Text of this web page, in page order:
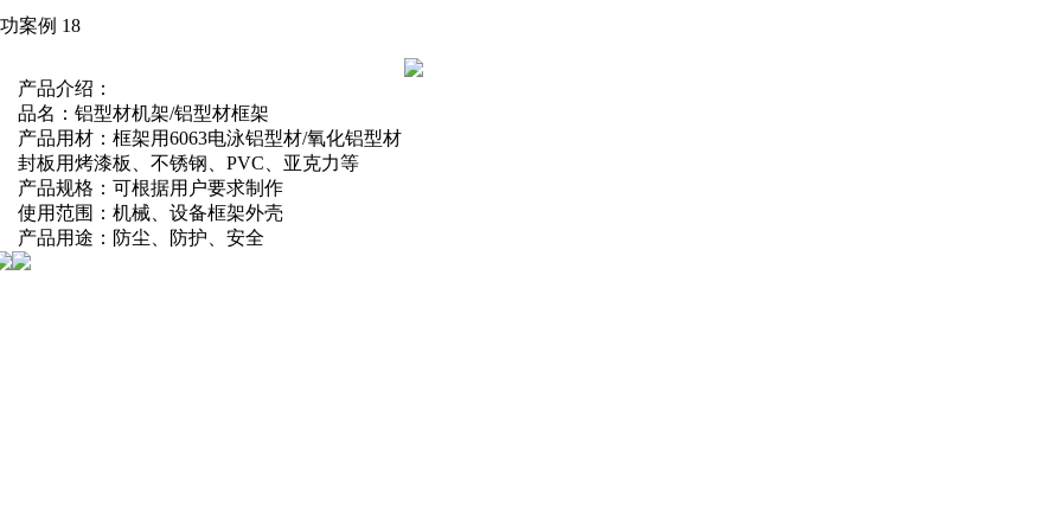
案例 18
产品介绍：
品名：铝型材机架/铝型材框架
产品用材：框架用6063电泳铝型材/氧化铝型材
封板用烤漆板、不锈钢、PVC、亚克力等
产品规格：可根据用户要求制作
使用范围：机械、设备框架外壳
产品用途：防尘、防护、安全